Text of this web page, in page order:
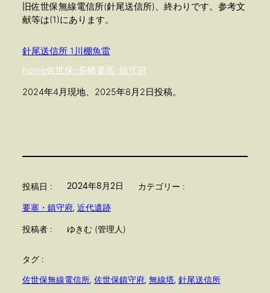
旧佐世保無線電信所(針尾送信所)、終わりです。参考文
献等は(1)にあります。
針尾送信所 1 川棚魚雷
home佐世保･長崎要塞･鎮守府
2024年4月現地、2025年8月2日投稿。
投稿日 : 2024年8月2日 カテゴリー :
要塞・鎮守府, 近代遺跡
投稿者 : ゆきむ (管理人)
タグ :
佐世保無線電信所, 佐世保鎮守府, 無線塔, 針尾送信所